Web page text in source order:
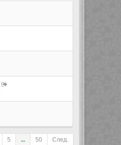
5 ... 50 След.